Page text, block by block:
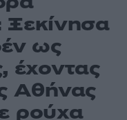
ως
έχοντας
Αθήνας
ρούχα